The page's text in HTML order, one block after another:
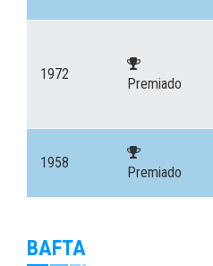
1972
Premiado
1958
Premiado
BAFTA